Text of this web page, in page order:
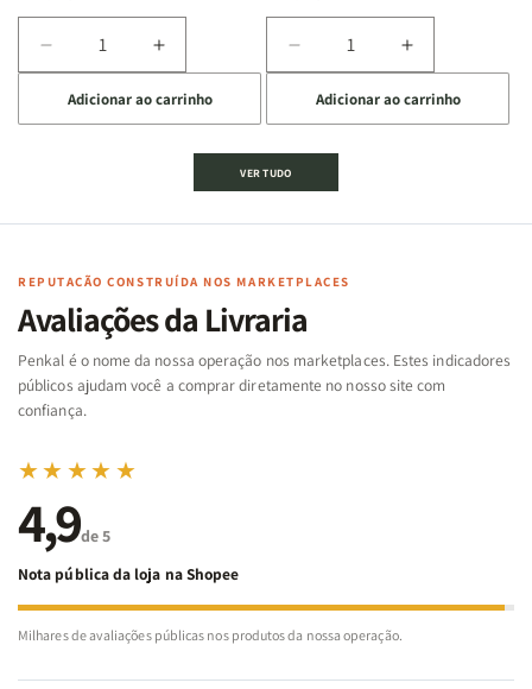
Diminuir
a
quantidade
de
Cartas
Famílias
Bíblia
-
Penkal
Aumentar
a
quantidade
de
Jogo
Cartas
Famílias
da
Bíblia
-
Penkal
Adicionar ao carrinho
Diminuir
a
quantidade
de
Jogo
|
de
Aumentar
a
quantidade
de
|
Adicionar ao carrinho
VER TUDO
REPUTAÇÃO CONSTRUÍDA NOS MARKETPLACES
Avaliações da Livraria
Penkal é o nome da nossa operação nos marketplaces. Estes indicadores
públicos ajudam você a comprar diretamente no nosso site com
confiança.
★★★★★
4,9de 5
Nota pública da loja na Shopee
Milhares de avaliações públicas nos produtos da nossa operação.